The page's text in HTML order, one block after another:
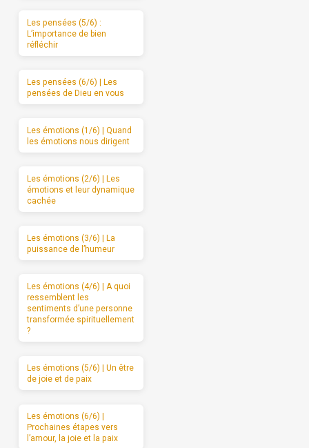
Les pensées (5/6) :
L’importance de bien
réfléchir
Les pensées (6/6) | Les
pensées de Dieu en vous
Les émotions (1/6) | Quand
les émotions nous dirigent
Les émotions (2/6) | Les
émotions et leur dynamique
cachée
Les émotions (3/6) | La
puissance de l’humeur
Les émotions (4/6) | A quoi
ressemblent les
sentiments d’une personne
transformée spirituellement
?
Les émotions (5/6) | Un être
de joie et de paix
Les émotions (6/6) |
Prochaines étapes vers
l’amour, la joie et la paix